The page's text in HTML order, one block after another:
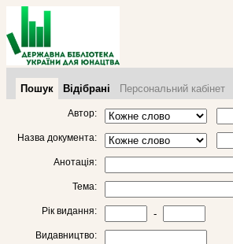
Пошук Відібрані Персональний кабінет
Автор:
Назва документа:
Анотація:
Тема:
Рік видання: -
Видавництво: